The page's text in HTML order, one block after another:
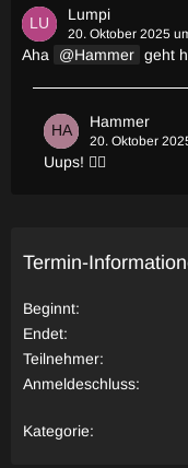
Lumpi
20. Oktober 2025
Aha Hammer geht
Hammer
20. Oktober
Uups! 😶‍🌫️
Termin-
Beginnt
Endet
Teilnehmer
Anmeldeschluss
Kategorie